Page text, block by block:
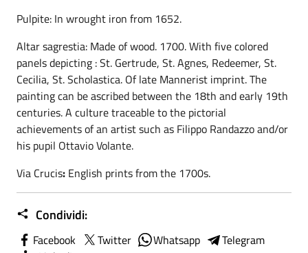
Pulpite: In wrought iron from 1652.
Altar sagrestia: Made of wood. 1700. With five colored
panels depicting : St. Gertrude, St. Agnes, Redeemer, St.
Cecilia, St. Scholastica. Of late Mannerist imprint. The
painting can be ascribed between the 18th and early 19th
centuries. A culture traceable to the pictorial
achievements of an artist such as Filippo Randazzo and/or
his pupil Ottavio Volante.
Via Crucis: English prints from the 1700s.
Condividi:
Facebook Twitter Whatsapp
Telegram